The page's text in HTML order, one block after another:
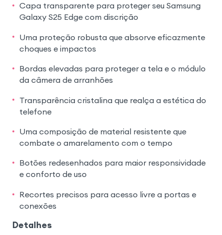
Capa transparente para proteger seu Samsung
Galaxy S25 Edge com discrição
Uma proteção robusta que absorve eficazmente
choques e impactos
Bordas elevadas para proteger a tela e o módulo
da câmera de arranhões
Transparência cristalina que realça a estética do
telefone
Uma composição de material resistente que
combate o amarelamento com o tempo
Botões redesenhados para maior responsividade
e conforto de uso
Recortes precisos para acesso livre a portas e
conexões
Detalhes